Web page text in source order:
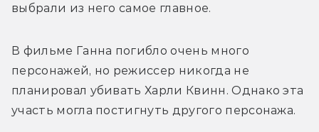
выбрали из него самое главное.
В фильме Ганна погибло очень много
персонажей, но режиссер никогда не
планировал убивать Харли Квинн. Однако эта
участь могла постигнуть другого персонажа.